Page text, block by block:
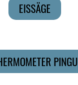
EISSÄGE
PINGU